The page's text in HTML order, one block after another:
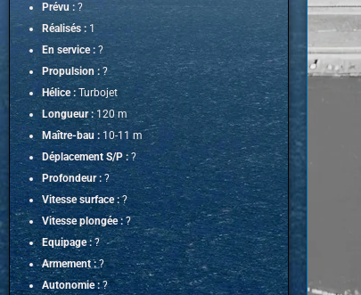
Prévu : ?
Réalisés : 1
En service : ?
Propulsion : ?
Hélice : Turbojet
Longueur :120 m
Maître-bau : 10-11 m
Déplacement S/P :?
Profondeur :?
Vitesse surface :?
Vitesse plongée :?
Equipage :?
Armement :?
Autonomie :?